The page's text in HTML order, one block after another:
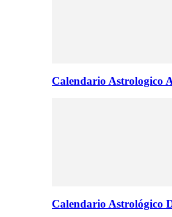
Calendario Astrologico
Calendario Astrológico